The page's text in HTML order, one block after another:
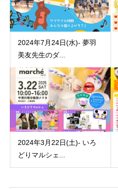
2024年7月24日(水)- 夢羽
美友先生のダ...
2024年3月22日(土)- いろ
どりマルシェ...